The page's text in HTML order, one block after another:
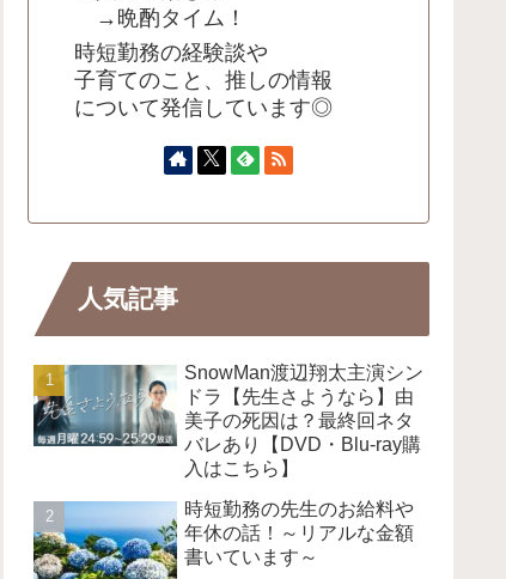
→晩酌タイム！
時短勤務の経験談や
子育てのこと、推しの情報
について発信しています◎
人気記事
SnowMan渡辺翔太主演シン
ドラ【先生さようなら】由
美子の死因は？最終回ネタ
バレあり【DVD・Blu-ray購
入はこちら】
時短勤務の先生のお給料や
年休の話！～リアルな金額
書いています～